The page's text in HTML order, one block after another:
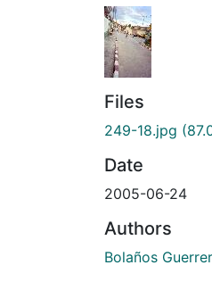
Files
249-18.jpg
Date
2005-06-24
Authors
Bolaños